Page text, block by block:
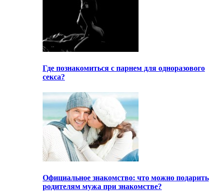
Где познакомиться с парнем для одноразового
секса?
Официальное знакомство: что можно подарить
родителям мужа при знакомстве?